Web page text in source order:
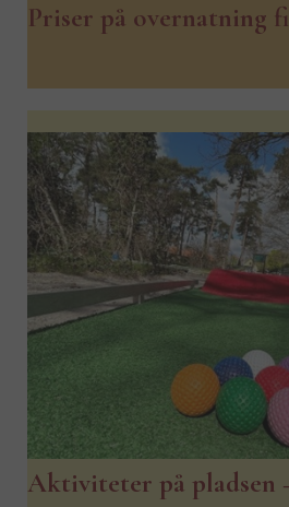
Priser på overnatning
Aktiviteter på pladsen